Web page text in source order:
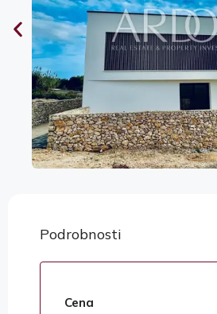
Podrobnosti
Cena